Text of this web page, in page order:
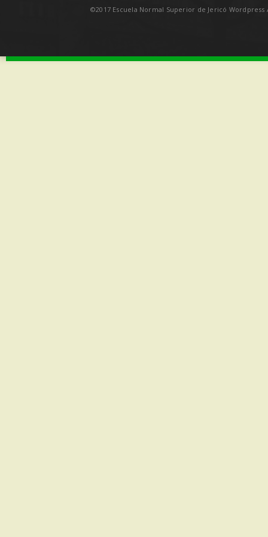
©2017 Escuela Normal Superior de Jericó